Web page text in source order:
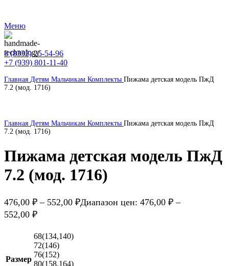
Меню
8 (8332) 25-54-96
+7 (939) 801-11-40
Главная Детям Мальчикам Комплекты Пижама детская модель ПжД
7.2 (мод. 1716)
Главная Детям Мальчикам Комплекты Пижама детская модель ПжД
7.2 (мод. 1716)
Пижама детская модель ПжД
7.2 (мод. 1716)
476,00 ₽ – 552,00 ₽Диапазон цен: 476,00 ₽ –
552,00 ₽
Размер
68(134,140)
72(146)
76(152)
80(158,164)